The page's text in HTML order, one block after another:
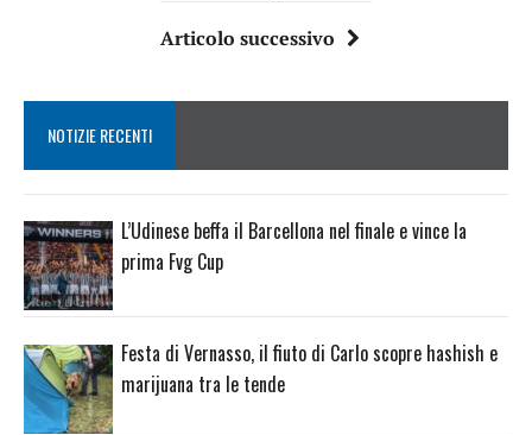
Articolo successivo
NOTIZIE RECENTI
L’Udinese beffa il Barcellona nel finale e vince la
prima Fvg Cup
Festa di Vernasso, il fiuto di Carlo scopre hashish e
marijuana tra le tende